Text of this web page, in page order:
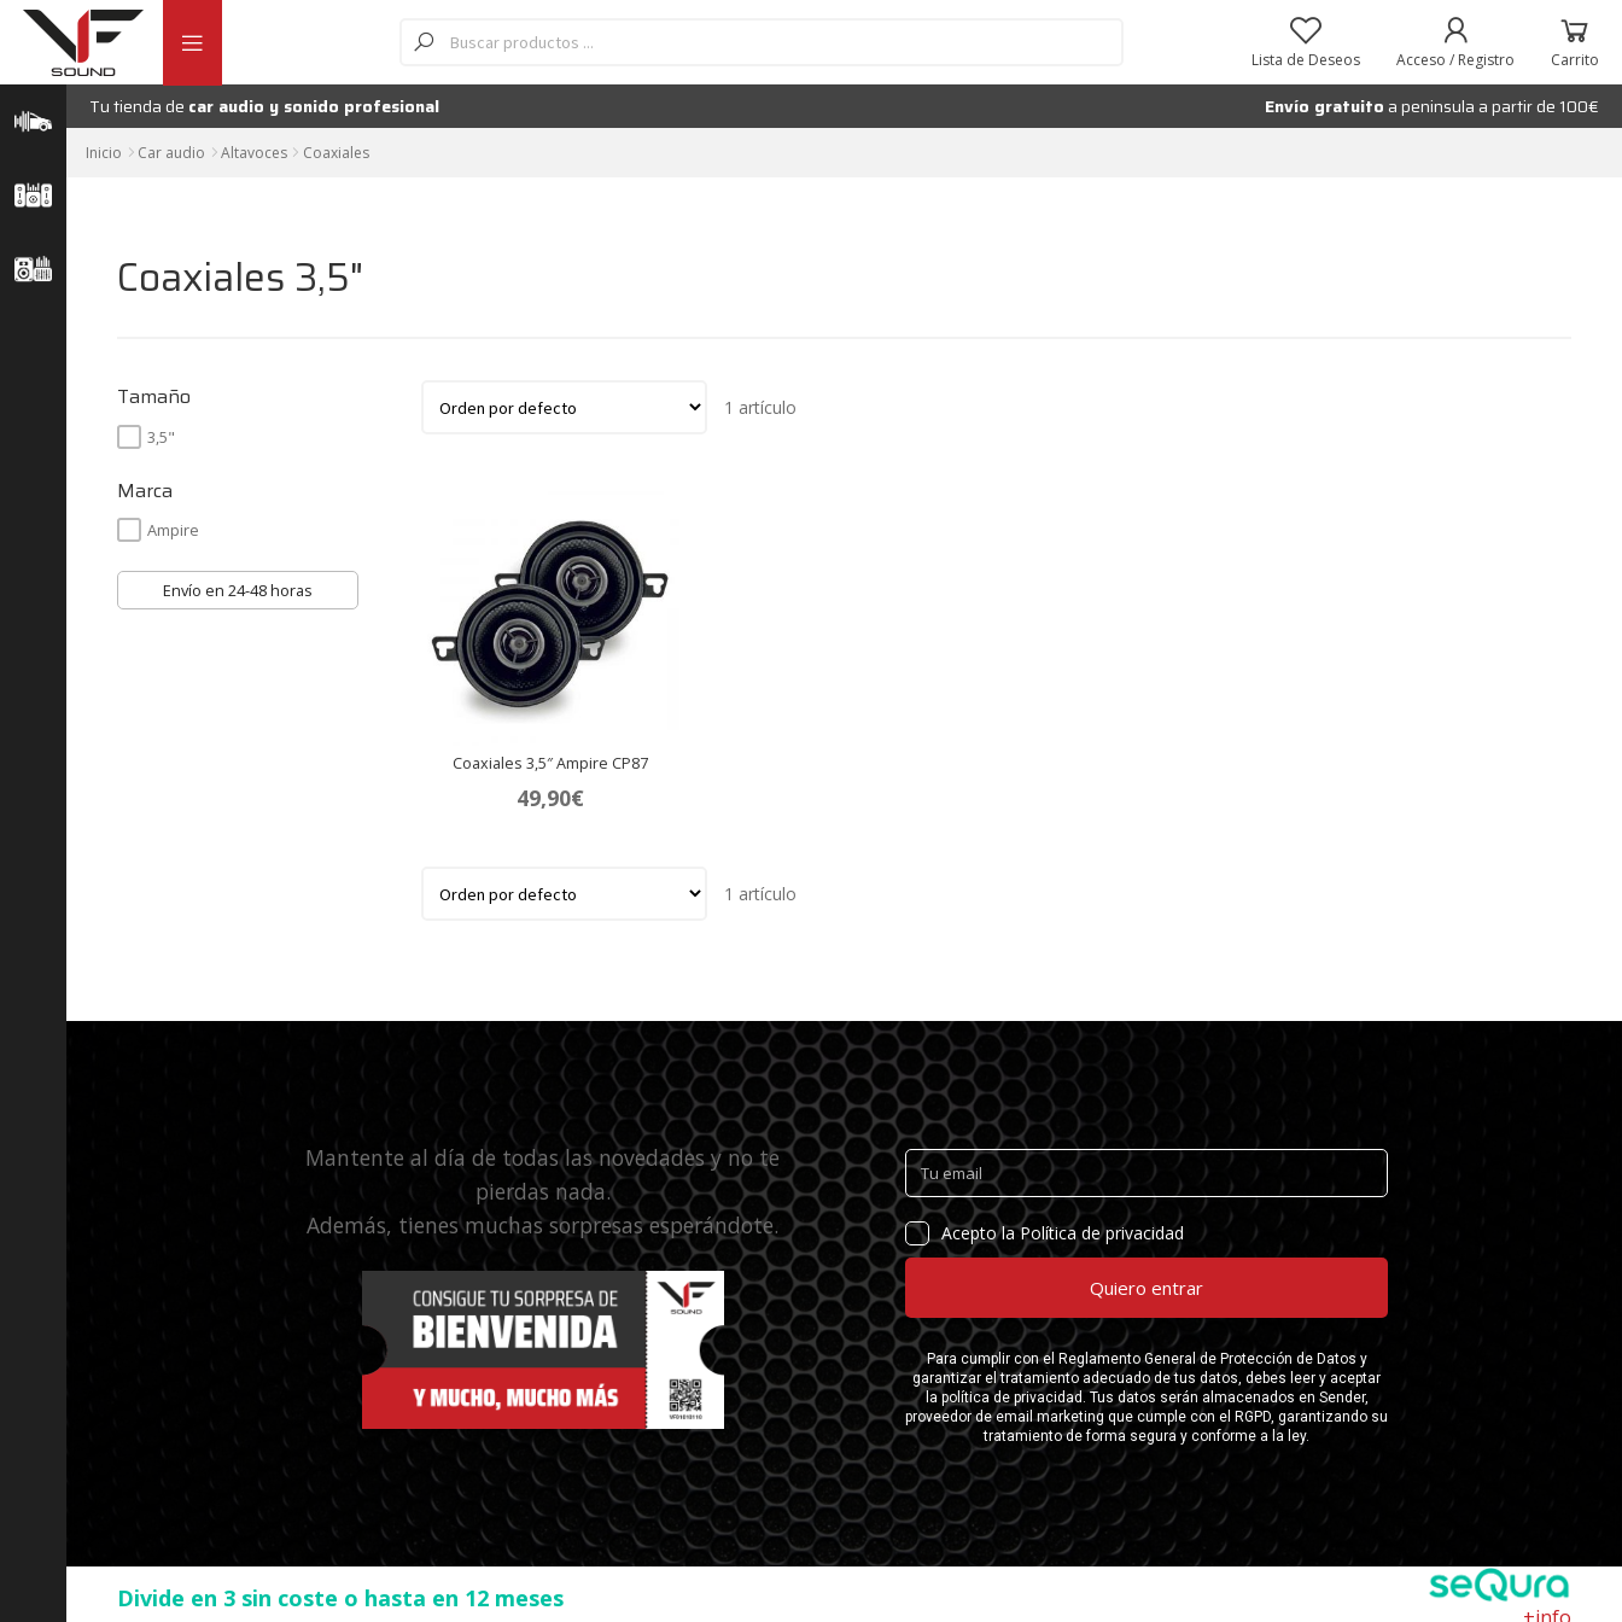
Ir
navegación
Ir
contenido
de
productos Lista de Deseos Acceso / Registro Carrito
Tu tienda de car audio y sonido profesional Envío gratuito a peninsula a partir de 100€
Inicio Car audio Altavoces Coaxiales
Coaxiales 3,5"
1 artículo
Coaxiales 3,5″ Ampire CP87
49,90€
1 artículo
Tamaño
3,5"
Marca
Ampire
Envío en 24-48 horas
Mantente al día de todas las novedades y no te
pierdas nada.
Además, tienes muchas sorpresas esperándote.
Divide en 3 sin coste o hasta en 12 meses